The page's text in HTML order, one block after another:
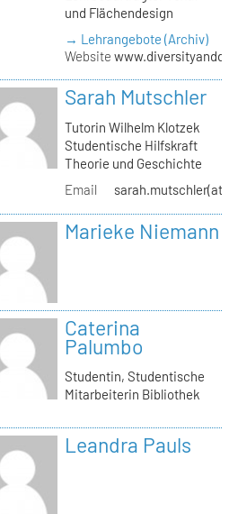
und Flächendesign
→ Lehrangebote (Archiv)
Website
Sarah Mutschler
Tutorin Wilhelm Klotzek
Studentische Hilfskraft
Theorie und Geschichte
Email
Marieke Niemann
Caterina
Palumbo
Studentin, Studentische
Mitarbeiterin Bibliothek
Leandra Pauls